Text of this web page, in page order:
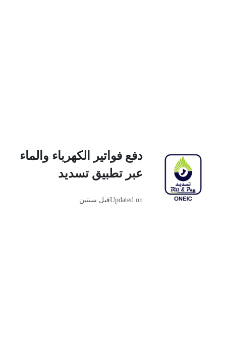
دفع فواتير الكهرباء والماء
عبر تطبيق تسديد
Updated onقبل سنتين